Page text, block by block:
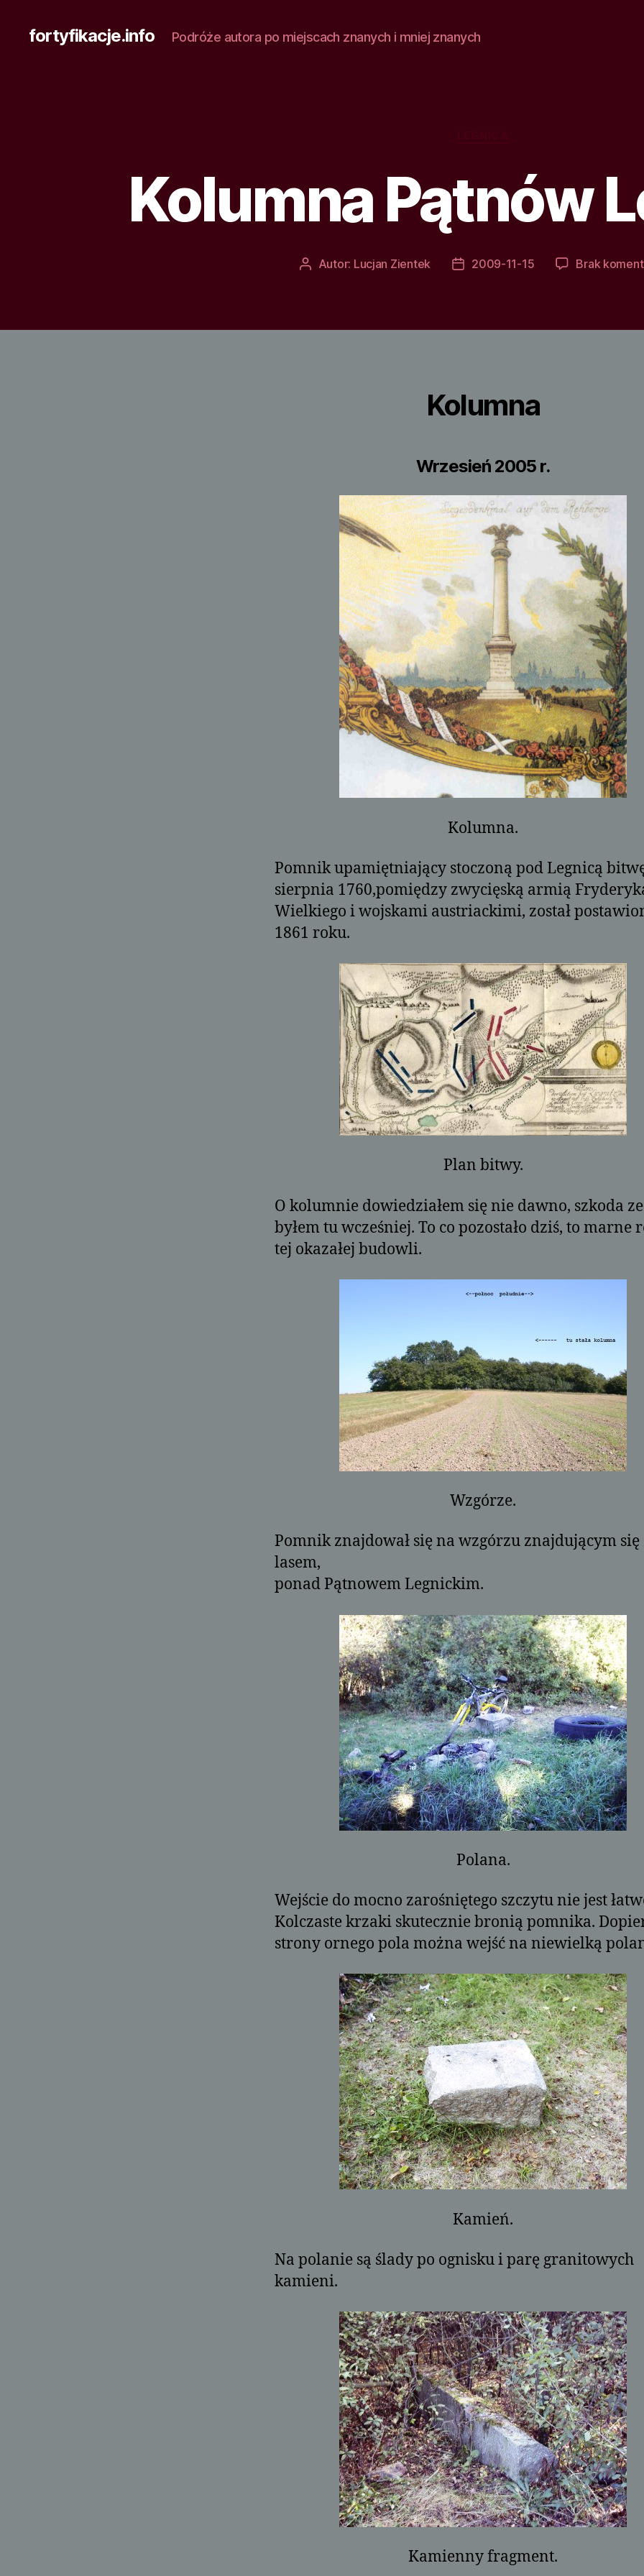
fortyfikacje.info Podróże autora po miejscach znanych i mniej znanych
Kolumna Pątnów
AutorAutor: Lucjan Zientek
Data2009-11-15 Brak
Kolumna
Wrzesień 2005 r.
Kolumna.
Pomnik upamiętniający stoczoną pod Legnicą
sierpnia 1760,pomiędzy zwycięską armią
Wielkiego i wojskami austriackimi, został
1861 roku.
Plan bitwy.
O kolumnie dowiedziałem się nie dawno, szkoda
byłem tu wcześniej. To co pozostało dziś, to marne
tej okazałej budowli.
Wzgórze.
Pomnik znajdował się na wzgórzu znajdującym się
lasem,
ponad Pątnowem Legnickim.
Polana.
Wejście do mocno zarośniętego szczytu nie jest
Kolczaste krzaki skutecznie bronią pomnika.
strony ornego pola można wejść na niewielką
Kamień.
Na polanie są ślady po ognisku i parę granitowych
kamieni.
Kamienny fragment.